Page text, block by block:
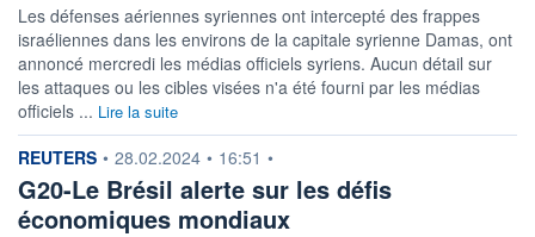
Les défenses aériennes syriennes ont intercepté des frappes
israéliennes dans les environs de la capitale syrienne Damas, ont
annoncé mercredi les médias officiels syriens. Aucun détail sur
les attaques ou les cibles visées n'a été fourni par les médias
officiels ... Lire la suite
information fournie par
REUTERS • 28.02.2024 • 16:51 •
G20-Le Brésil alerte sur les défis
économiques mondiaux